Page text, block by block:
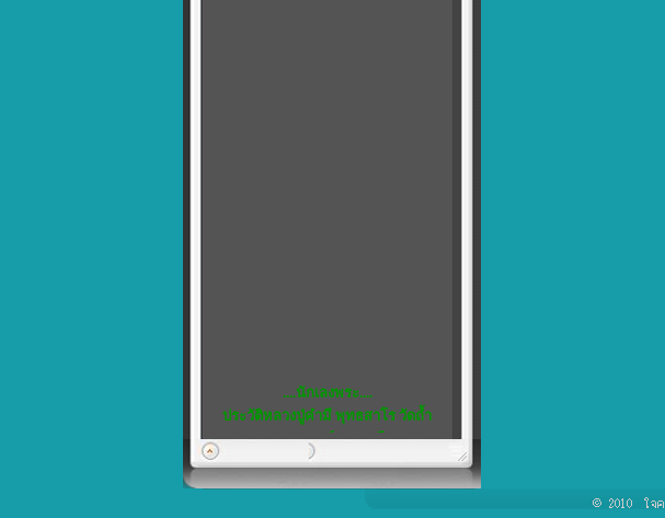
....นักเลงพระ....
ประวัติหลวงปู่คำมี พุทธสาโร วัดถ้ำ
คูหาสวรรค์ จ.ลพบุรี
พิเศษ...5
เชิญชวน สมาชิกทุกท่าน แสดงความ